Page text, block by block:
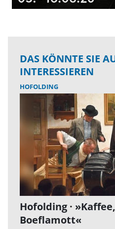
DAS KÖNNTE SIE
INTERESSIEREN
HOFOLDING
Hofolding ·
Boeflamott«